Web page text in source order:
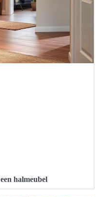
halmeubel